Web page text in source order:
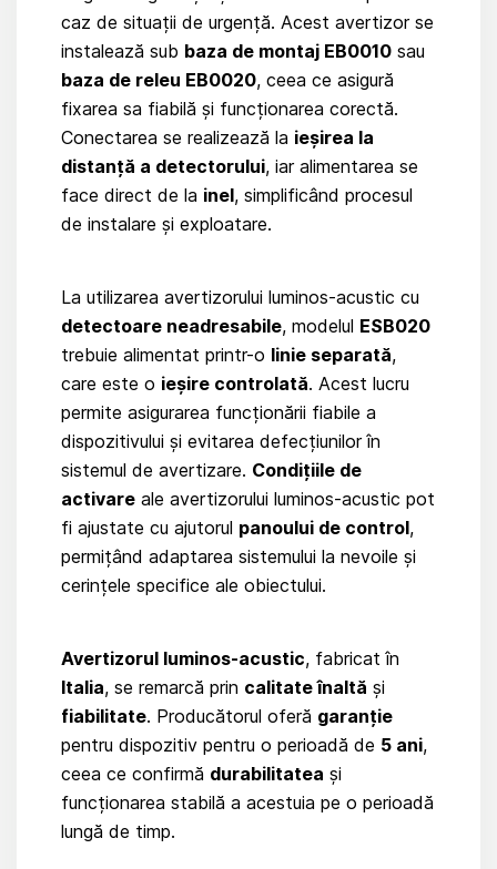
caz de situații de urgență. Acest avertizor se
instalează sub baza de montaj EB0010 sau
baza de releu EB0020, ceea ce asigură
fixarea sa fiabilă și funcționarea corectă.
Conectarea se realizează la ieșirea la
distanță a detectorului, iar alimentarea se
face direct de la inel, simplificând procesul
de instalare și exploatare.
La utilizarea avertizorului luminos-acustic cu
detectoare neadresabile, modelul ESB020
trebuie alimentat printr-o linie separată,
care este o ieșire controlată. Acest lucru
permite asigurarea funcționării fiabile a
dispozitivului și evitarea defecțiunilor în
sistemul de avertizare. Condițiile de
activare ale avertizorului luminos-acustic pot
fi ajustate cu ajutorul panoului de control,
permițând adaptarea sistemului la nevoile și
cerințele specifice ale obiectului.
Avertizorul luminos-acustic, fabricat în
Italia, se remarcă prin calitate înaltă și
fiabilitate. Producătorul oferă garanție
pentru dispozitiv pentru o perioadă de 5 ani,
ceea ce confirmă durabilitatea și
funcționarea stabilă a acestuia pe o perioadă
lungă de timp.